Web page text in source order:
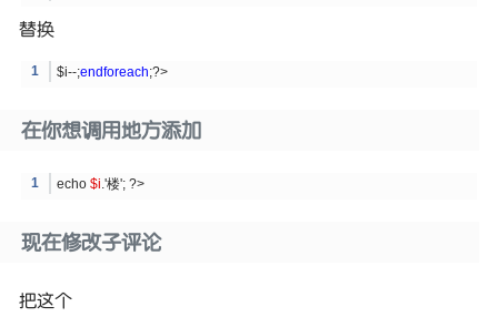
替换
$i--;endforeach;?>
在你想调用地方添加
echo$i .'楼'; ?>
现在修改子评论
把这个